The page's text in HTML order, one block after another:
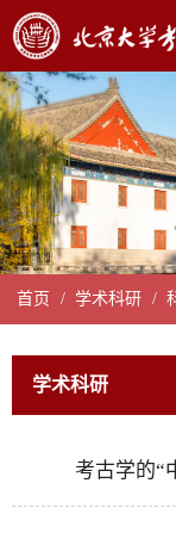
首页 / 学术科研 /
学术科研
考古学的